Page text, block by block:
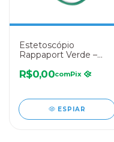
Estetoscópio
Rappaport Verde –
R$0,00comPix
ESPIAR